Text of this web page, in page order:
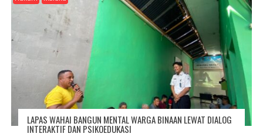
LAPAS WAHAI BANGUN MENTAL WARGA BINAAN LEWAT DIALOG
INTERAKTIF DAN PSIKOEDUKASI